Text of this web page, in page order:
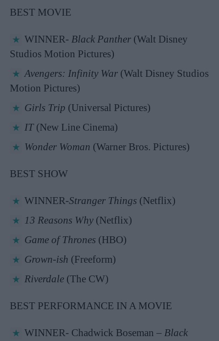
BEST MOVIE
WINNER- Black Panther (Walt Disney
Studios Motion Pictures)
Avengers: Infinity War (Walt Disney Studios
Motion Pictures)
Girls Trip (Universal Pictures)
IT(New Line Cinema)
Wonder Woman (Warner Bros. Pictures)
BEST SHOW
WINNER-Stranger Things (Netflix)
13 Reasons Why (Netflix)
Game of Thrones (HBO)
Grown-ish (Freeform)
Riverdale (The CW)
BEST PERFORMANCE IN A MOVIE
WINNER- Chadwick Boseman – Black